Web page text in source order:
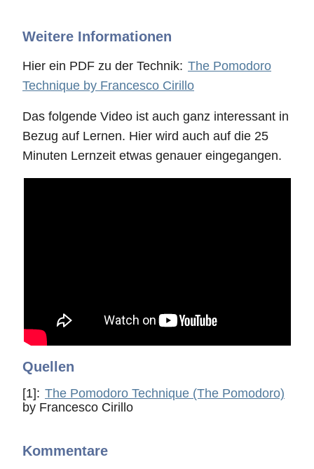
Weitere Informationen
Hier ein PDF zu der Technik: The Pomodoro
Technique by Francesco Cirillo
Das folgende Video ist auch ganz interessant in
Bezug auf Lernen. Hier wird auch auf die 25
Minuten Lernzeit etwas genauer eingegangen.
Quellen
[1]: The Pomodoro Technique (The Pomodoro)
by Francesco Cirillo
Kommentare